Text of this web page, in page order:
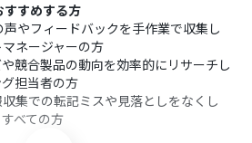
すめする方
やフィードバックを手作業で収集し
ネージャーの方
競合製品の動向を効率的にリサーチし
担当者の方
集での転記ミスや見落としをなくし
べての方